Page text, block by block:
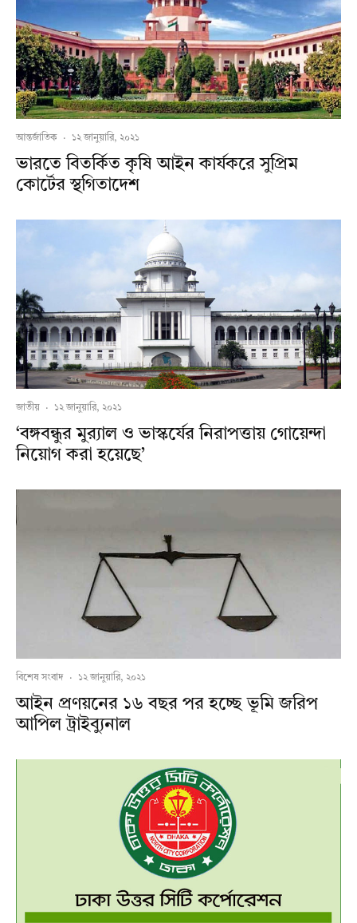
আন্তর্জাতিক · ১২ জানুয়ারি, ২০২১
ভারতে বিতর্কিত কৃষি আইন কার্যকরে সুপ্রিম
কোর্টের স্থগিতাদেশ
জাতীয় · ১২ জানুয়ারি, ২০২১
‘বঙ্গবন্ধুর মুর‌্যাল ও ভাস্কর্যের নিরাপত্তায় গোয়েন্দা
নিয়োগ করা হয়েছে’
বিশেষ সংবাদ · ১২ জানুয়ারি, ২০২১
আইন প্রণয়নের ১৬ বছর পর হচ্ছে ভূমি জরিপ
আপিল ট্রাইব্যুনাল